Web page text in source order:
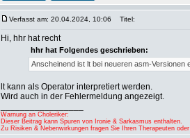
Verfasst am: 20.04.2024, 10:06 Titel:
Hi, hhr hat recht
hhr hat Folgendes geschrieben:
Anscheinend ist lt bei neueren asm-Versionen
lt kann als Operator interpretiert werden.
Wird auch in der Fehlermeldung angezeigt.
Warnung an Choleriker:
Dieser Beitrag kann Spuren von Ironie & Sarkasmus enthalten.
Zu Risiken & Nebenwirkungen fragen Sie Ihren Therapeuten